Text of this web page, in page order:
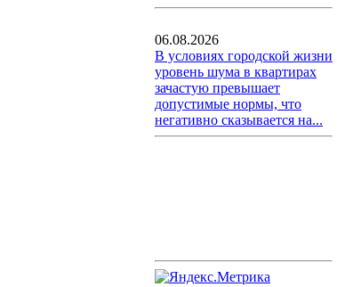
06.08.2026
В условиях городской жизни
уровень шума в квартирах
зачастую превышает
допустимые нормы, что
негативно сказывается на...